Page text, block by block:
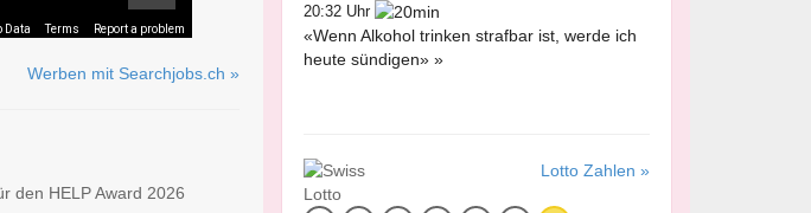
Data Terms Report a problem
Werben mit Searchjobs.ch »
den HELP Award 2026
20:32 Uhr
«Wenn Alkohol trinken strafbar ist, werde ich
heute sündigen» »
Lotto Zahlen »